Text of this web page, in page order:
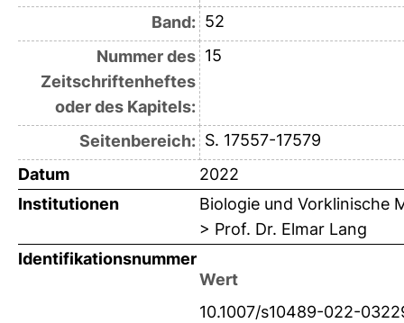
Band: 52
Nummer des
Zeitschriftenheftes
oder des Kapitels:
15
Seitenbereich: S. 17557-17579
Datum
2022
Institutionen
Biologie und Vorklinische
> Prof. Dr. Elmar Lang
Identifikationsnummer
Wert
10.1007/s10489-022-